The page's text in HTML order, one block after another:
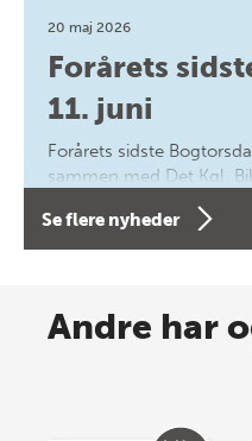
20 maj 2026
Forårets
11. juni
Forårets sidste
sammen med Det Kgl.
forfatterne bag vores
Spar op til
store sommer-
Se flere nyheder
Andre har